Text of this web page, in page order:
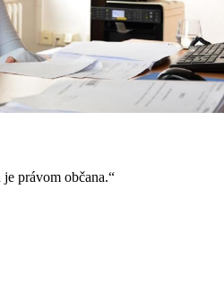
právom občana.“